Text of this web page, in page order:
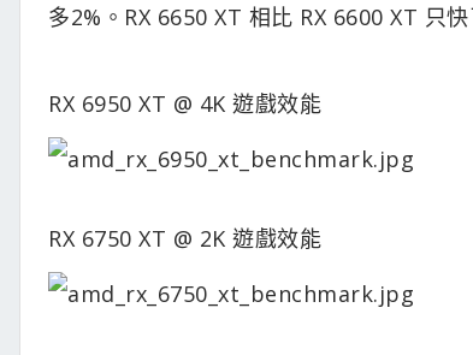
多2%。RX 6650 XT 相比 RX 6600 XT 只
RX 6950 XT @ 4K 遊戲效能
RX 6750 XT @ 2K 遊戲效能